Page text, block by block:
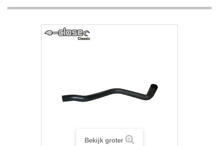
Bekijk groter